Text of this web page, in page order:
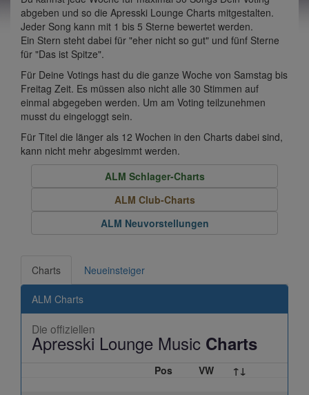
abgeben und so die Apresski Lounge Charts mitgestalten.
Jeder Song kann mit 1 bis 5 Sterne bewertet werden.
Ein Stern steht dabei für "eher nicht so gut" und fünf Sterne
für "Das ist Spitze".
Für Deine Votings hast du die ganze Woche von Samstag bis
Freitag Zeit. Es müssen also nicht alle 30 Stimmen auf
einmal abgegeben werden. Um am Voting teilzunehmen
musst du eingeloggt sein.
Für Titel die länger als 12 Wochen in den Charts dabei sind,
kann nicht mehr abgesimmt werden.
ALM Schlager-Charts
ALM Club-Charts
ALM Neuvorstellungen
Charts Neueinsteiger
ALM Charts
Die offiziellen
Apresski Lounge Music Charts
Pos VW ↑↓